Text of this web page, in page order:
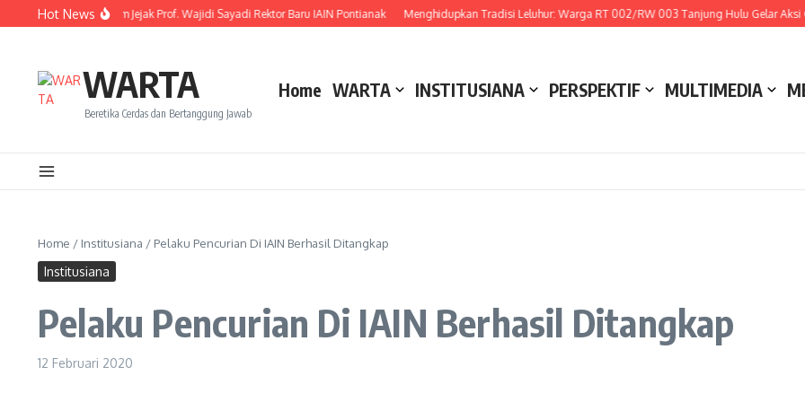
Lewati ke konten
Hot News
Dilantik! Ini Rekam Jejak Prof. Wajidi Sayadi Rektor Baru IAIN Pontianak Menghidupkan Tradisi Leluhur: Warga RT 002/RW 003 Tanjung Hulu Gelar Aksi
WARTA
Beretika Cerdas dan Bertanggung Jawab
Home WARTA INSTITUSIANA PERSPEKTIF MULTIMEDIA
Home / Institusiana / Pelaku Pencurian Di IAIN Berhasil Ditangkap
Institusiana
Pelaku Pencurian Di IAIN Berhasil Ditangkap
12 Februari 2020